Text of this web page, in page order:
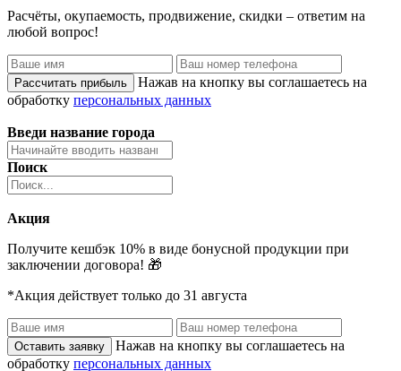
Расчёты, окупаемость, продвижение, скидки – ответим на
любой вопрос!
Нажав на кнопку вы соглашаетесь на
обработку персональных данных
Введи название города
Поиск
Акция
Получите кешбэк 10% в виде бонусной продукции при
заключении договора! 🎁
*Акция действует только до 31 августа
Нажав на кнопку вы соглашаетесь на
обработку персональных данных